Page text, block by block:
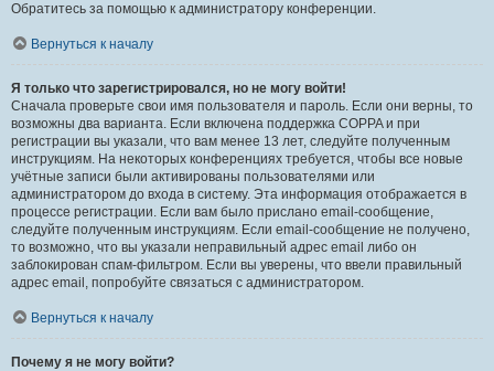
Обратитесь за помощью к администратору конференции.
Вернуться к началу
Я только что зарегистрировался, но не могу войти!
Сначала проверьте свои имя пользователя и пароль. Если они верны, то
возможны два варианта. Если включена поддержка COPPA и при
регистрации вы указали, что вам менее 13 лет, следуйте полученным
инструкциям. На некоторых конференциях требуется, чтобы все новые
учётные записи были активированы пользователями или
администратором до входа в систему. Эта информация отображается в
процессе регистрации. Если вам было прислано email-сообщение,
следуйте полученным инструкциям. Если email-сообщение не получено,
то возможно, что вы указали неправильный адрес email либо он
заблокирован спам-фильтром. Если вы уверены, что ввели правильный
адрес email, попробуйте связаться с администратором.
Вернуться к началу
Почему я не могу войти?